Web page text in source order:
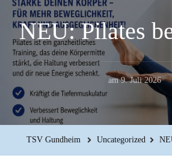
NEU: Pilates
am9. Juli 2026
TSV Gundheim Uncategorized